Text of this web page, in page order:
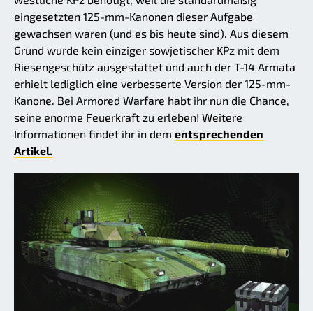
eingesetzten 125-mm-Kanonen dieser Aufgabe
gewachsen waren (und es bis heute sind). Aus diesem
Grund wurde kein einziger sowjetischer KPz mit dem
Riesengeschütz ausgestattet und auch der T-14 Armata
erhielt lediglich eine verbesserte Version der 125-mm-
Kanone. Bei Armored Warfare habt ihr nun die Chance,
seine enorme Feuerkraft zu erleben! Weitere
Informationen findet ihr in dem entsprechenden
Artikel.